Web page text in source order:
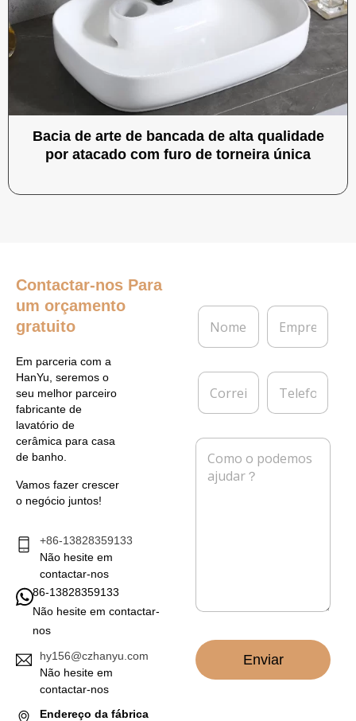
Bacia de arte de bancada de alta qualidade
por atacado com furo de torneira única
Contactar-nos Para
um orçamento
gratuito
Em parceria com a
HanYu, seremos o
seu melhor parceiro
fabricante de
lavatório de
cerâmica para casa
de banho.
Vamos fazer crescer
o negócio juntos!
+86-13828359133
Não hesite em
contactar-nos
86-13828359133
Não hesite em contactar-
nos
hy156@czhanyu.com
Não hesite em
contactar-nos
Endereço da fábrica
N
m
*
E
p
e
C
r
e
c
T
l
f
o
n
M
Enviar